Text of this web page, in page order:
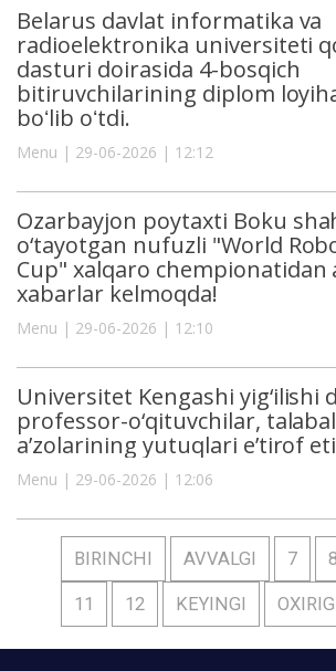
Belarus davlat informatika va
radioelektronika universiteti
dasturi doirasida 4-bosqich
bitiruvchilarining diplom
boʻlib oʻtdi.
Menu | 29-06-2026 | 12:12
Ozarbayjon poytaxti Boku
o‘tayotgan nufuzli "World
Cup" xalqaro chempionatidan
xabarlar kelmoqda!
Menu | 29-06-2026 | 12:10
Universitet Kengashi yig‘ilishi
professor-o‘qituvchilar,
a’zolarining yutuqlari e’tirof
Menu | 29-06-2026 | 12:06
BIRINCHI AVVALGI 7 8
11 12 KEYINGI